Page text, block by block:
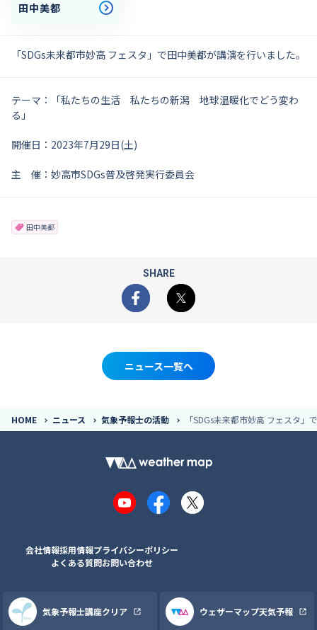
田中美都
「SDGs未来都市妙高 フェスタ」で田中美都が講演を行いました。
テーマ：「私たちの生活 私たちの新潟 地球温暖化でどう変わ
る」
開催日：2023年7月29日(土)
主 催：妙高市SDGs普及啓発実行委員会
田中美都
SHARE
Facebook
X
ニュース一覧へ
HOME ニュース 気象予報士の活動 「SDGs未来都市妙高 フェスタ」
YouTubeFacebook
X
会社情報採用情報プライバシーポリシー
よくある質問お問い合わせ
気象予報士講座クリア ウェザーマップ天気予報